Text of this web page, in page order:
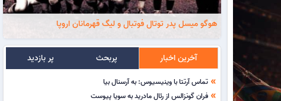
هوگو میسل پدر توتال فوتبال و لیگ قهرمانان اروپا
آخرین اخبار پربحث پر بازدید
double_arrow تماس آرتتا با وینیسیوس: به آرسنال بیا
double_arrow فران گونزالس از رئال مادرید به سویا پیوست